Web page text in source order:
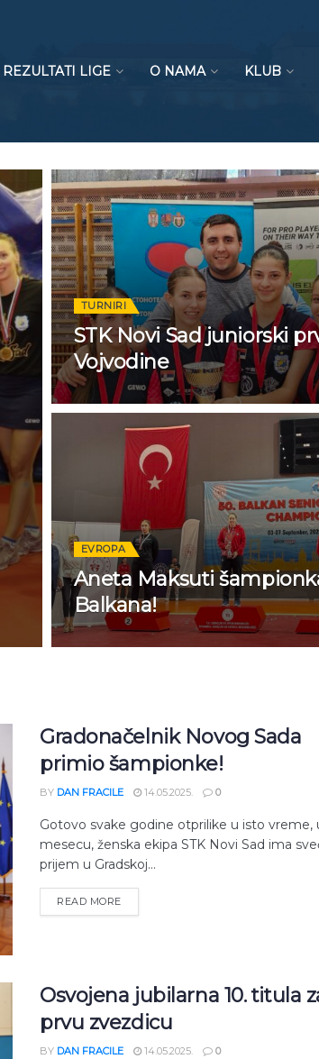
REZULTATI LIGE O NAMA KLUB
TURNIRI
STK Novi Sad juniorski
Vojvodine
EVROPA
Aneta Maksuti
Balkana!
Gradonačelnik Novog Sada
primio šampionke!
BY DAN FRACILE 14.05.2025. 0
Gotovo svake godine otprilike u isto vreme,
mesecu, ženska ekipa STK Novi Sad ima
prijem u Gradskoj...
READ MORE
Osvojena jubilarna 10. titula
prvu zvezdicu
BY DAN FRACILE 14.05.2025. 0